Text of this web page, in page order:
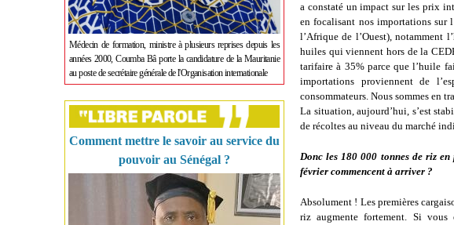
Médecin de formation, ministre à plusieurs reprises depuis les
années 2000, Coumba Bâ porte la candidature de la Mauritanie
au poste de secrétaire générale de l'Organisation internationale
Comment mettre le savoir au service du
pouvoir au Sénégal ?
a constaté un impact sur les prix
en focalisant nos importations sur
l’Afrique de l’Ouest), notamment
huiles qui viennent hors de la
tarifaire à 35% parce que l’huile
importations proviennent de
consommateurs. Nous sommes en
La situation, aujourd’hui, s’est
de récoltes au niveau du marché
Donc les 180 000 tonnes de riz
février commencent à arriver ?
Absolument ! Les premières
riz augmente fortement. Si vous